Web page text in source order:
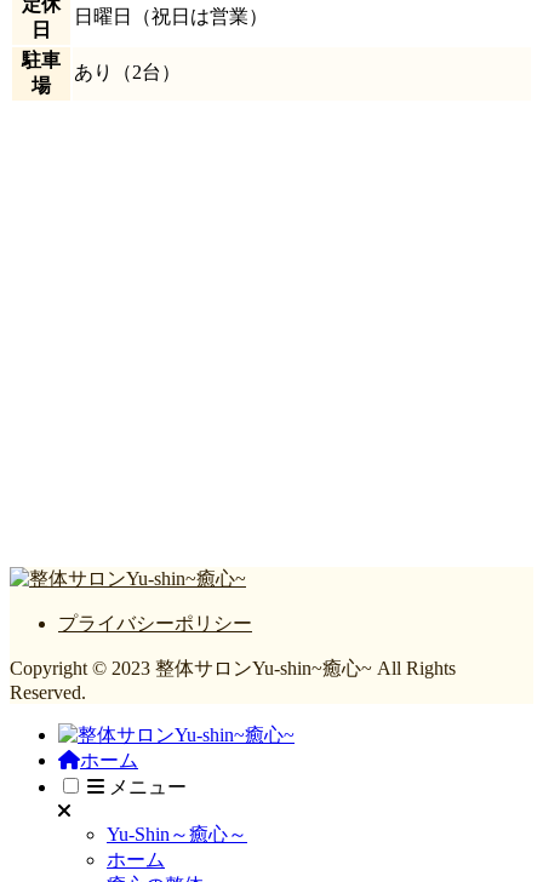
定休
日
日曜日 （祝日は営業）
駐車
場
あり （2台）
プライバシーポリシー
Copyright © 2023 整体サロンYu-shin~癒心~ All Rights
Reserved.
ホーム
メニュー
Yu-Shin～癒心～
ホーム